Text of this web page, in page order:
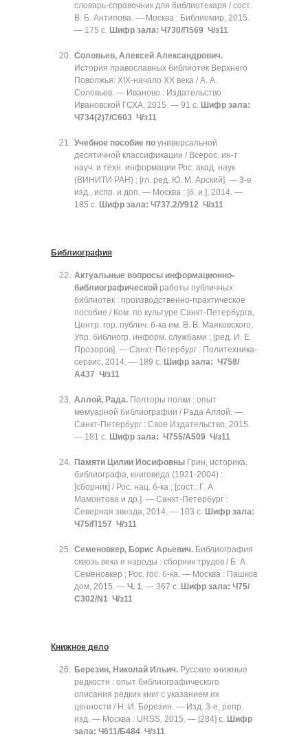
словарь-справочник для библиотекаря / сост.
В. Б. Антипова. — Москва : Библиомир, 2015.
— 175 с. Шифр зала: Ч730/П569 Ч/з11
Соловьев, Алексей Александрович.
История православных библиотек Верхнего
Поволжья: XIX-начало XX века / А. А.
Соловьев. — Иваново : Издательство
Ивановской ГСХА, 2015. — 91 с. Шифр зала:
Ч734(2)7/С603 Ч/з11
Учебное пособие по универсальной
десятичной классификации / Всерос. ин-т
науч. и техн. информации Рос. акад. наук
(ВИНИТИ РАН) ; [гл. ред. Ю. М. Арский]. — 3-е
изд., испр. и доп. — Москва : [б. и.], 2014. —
185 с. Шифр зала: Ч737.2/У912 Ч/з11
Библиография
Актуальные вопросы информационно-
библиографической работы публичных
библиотек : производственно-практическое
пособие / Ком. по культуре Санкт-Петербурга,
Центр. гор. публич. б-ка им. В. В. Маяковского,
Упр. библиогр. информ. службами ; [ред. И. Е.
Прозоров]. — Санкт-Петербург : Политехника-
сервис, 2014. — 189 с. Шифр зала: Ч758/
А437 Ч/з11
Аллой, Рада. Полторы полки : опыт
мемуарной библиографии / Рада Аллой. —
Санкт-Петербург : Свое Издательство, 2015.
— 181 с. Шифр зала: Ч755/А509 Ч/з11
Памяти Цилии Иосифовны Грин, историка,
библиографа, книговеда (1921-2004) :
[сборник] / Рос. нац. б-ка ; [сост.: Г. А.
Мамонтова и др.]. — Санкт-Петербург :
Северная звезда, 2014. — 103 с. Шифр зала:
Ч75/П157 Ч/з11
Семеновкер, Борис Арьевич. Библиография
сквозь века и народы : сборник трудов / Б. А.
Семеновкер ; Рос. гос. б-ка. — Москва : Пашков
дом, 2015. — Ч. 1. — 367 с. Шифр зала: Ч75/
С302/N1 Ч/з11
Книжное дело
Березин, Николай Ильич. Русские книжные
редкости : опыт библиографического
описания редких книг с указанием их
ценности / Н. И. Березин. — Изд. 3-е, репр.
изд. — Москва : URSS, 2015. — [284] с. Шифр
зала: Ч611/Б484 Ч/з11